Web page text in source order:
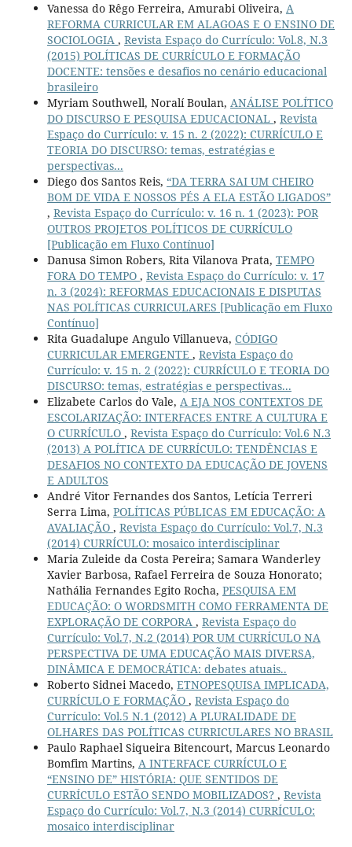
Vanessa do Rêgo Ferreira, Amurabi Oliveira, A
REFORMA CURRICULAR EM ALAGOAS E O ENSINO DE
SOCIOLOGIA , Revista Espaço do Currículo: Vol.8, N.3
(2015) POLÍTICAS DE CURRÍCULO E FORMAÇÃO
DOCENTE: tensões e desafios no cenário educacional
brasileiro
Myriam Southwell, Noralí Boulan, ANÁLISE POLÍTICO
DO DISCURSO E PESQUISA EDUCACIONAL , Revista
Espaço do Currículo: v. 15 n. 2 (2022): CURRÍCULO E
TEORIA DO DISCURSO: temas, estratégias e
perspectivas...
Diego dos Santos Reis, “DA TERRA SAI UM CHEIRO
BOM DE VIDA E NOSSOS PÉS A ELA ESTÃO LIGADOS”
, Revista Espaço do Currículo: v. 16 n. 1 (2023): POR
OUTROS PROJETOS POLÍTICOS DE CURRÍCULO
[Publicação em Fluxo Contínuo]
Danusa Simon Robers, Rita Vilanova Prata, TEMPO
FORA DO TEMPO , Revista Espaço do Currículo: v. 17
n. 3 (2024): REFORMAS EDUCACIONAIS E DISPUTAS
NAS POLÍTICAS CURRICULARES [Publicação em Fluxo
Contínuo]
Rita Guadalupe Angulo Villanueva, CÓDIGO
CURRICULAR EMERGENTE , Revista Espaço do
Currículo: v. 15 n. 2 (2022): CURRÍCULO E TEORIA DO
DISCURSO: temas, estratégias e perspectivas...
Elizabete Carlos do Vale, A EJA NOS CONTEXTOS DE
ESCOLARIZAÇÃO: INTERFACES ENTRE A CULTURA E
O CURRÍCULO , Revista Espaço do Currículo: Vol.6 N.3
(2013) A POLÍTICA DE CURRÍCULO: TENDÊNCIAS E
DESAFIOS NO CONTEXTO DA EDUCAÇÃO DE JOVENS
E ADULTOS
André Vitor Fernandes dos Santos, Letícia Terreri
Serra Lima, POLÍTICAS PÚBLICAS EM EDUCAÇÃO: A
AVALIAÇÃO , Revista Espaço do Currículo: Vol.7, N.3
(2014) CURRÍCULO: mosaico interdisciplinar
Maria Zuleide da Costa Pereira; Samara Wanderley
Xavier Barbosa, Rafael Ferreira de Souza Honorato;
Nathália Fernandes Egito Rocha, PESQUISA EM
EDUCAÇÃO: O WORDSMITH COMO FERRAMENTA DE
EXPLORAÇÃO DE CORPORA , Revista Espaço do
Currículo: Vol.7, N.2 (2014) POR UM CURRÍCULO NA
PERSPECTIVA DE UMA EDUCAÇÃO MAIS DIVERSA,
DINÂMICA E DEMOCRÁTICA: debates atuais..
Roberto Sidnei Macedo, ETNOPESQUISA IMPLICADA,
CURRÍCULO E FORMAÇÃO , Revista Espaço do
Currículo: Vol.5 N.1 (2012) A PLURALIDADE DE
OLHARES DAS POLÍTICAS CURRICULARES NO BRASIL
Paulo Raphael Siqueira Bitencourt, Marcus Leonardo
Bomfim Martins, A INTERFACE CURRÍCULO E
“ENSINO DE” HISTÓRIA: QUE SENTIDOS DE
CURRÍCULO ESTÃO SENDO MOBILIZADOS? , Revista
Espaço do Currículo: Vol.7, N.3 (2014) CURRÍCULO:
mosaico interdisciplinar